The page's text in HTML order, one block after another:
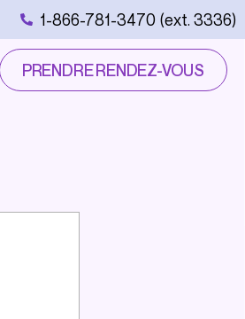
1-866-781-3470 (ext. 3336)
PRENDRE RENDEZ-VOUS